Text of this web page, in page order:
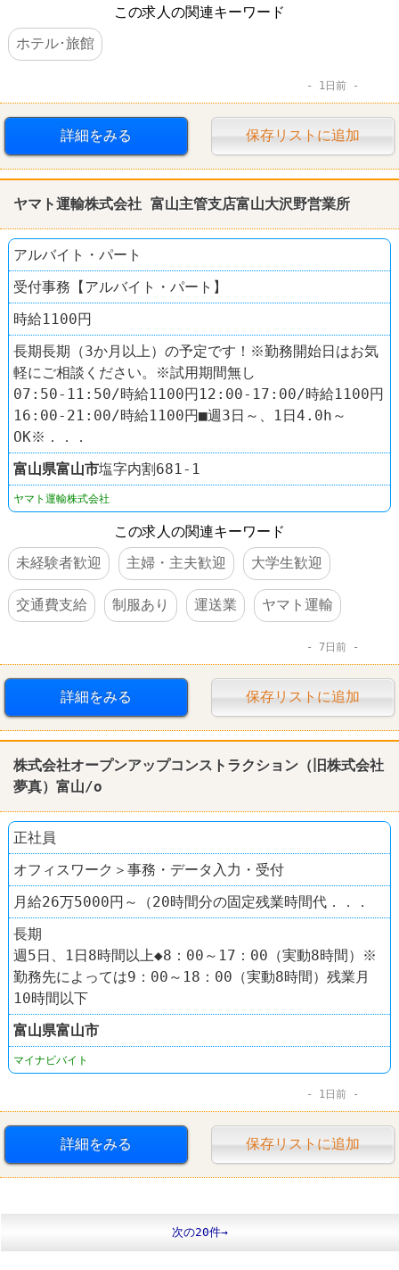
この求人の関連キーワード
ホテル･旅館
1日前
詳細をみる 保存リストに追加
ヤマト運輸株式会社 富山主管支店富山大沢野営業所
アルバイト・パート
受付事務【アルバイト・パート】
時給1100円
長期長期（3か月以上）の予定です！※勤務開始日はお気
軽にご相談ください。※試用期間無し
07:50-11:50/時給1100円12:00-17:00/時給1100円
16:00-21:00/時給1100円■週3日～、1日4.0h～
OK※．．．
富山県富山市塩字内割681-1
ヤマト運輸株式会社
この求人の関連キーワード
未経験者歓迎
主婦・主夫歓迎 大学生歓迎
交通費支給 制服あり 運送業 ヤマト運輸
7日前
詳細をみる 保存リストに追加
株式会社オープンアップコンストラクション（旧株式会社
夢真）富山/o
正社員
オフィスワーク＞事務・データ入力・受付
月給26万5000円～（20時間分の固定残業時間代．．．
長期
週5日、1日8時間以上◆8：00～17：00（実動8時間）※
勤務先によっては9：00～18：00（実動8時間）残業月
10時間以下
富山県富山市
マイナビバイト
1日前
詳細をみる 保存リストに追加
次の20件→